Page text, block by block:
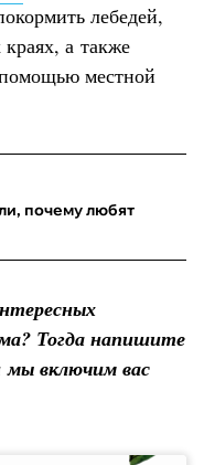
лебедей,
а также
местной
почему любят
Тогда напишите
мы включим вас